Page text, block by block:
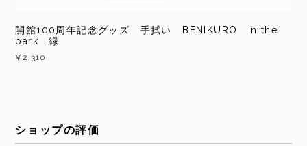
開館100周年記念グッズ 手拭い BENIKURO in the
park 緑
¥2,310
ショップの評価